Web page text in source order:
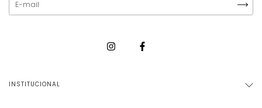
INSTITUCIONAL